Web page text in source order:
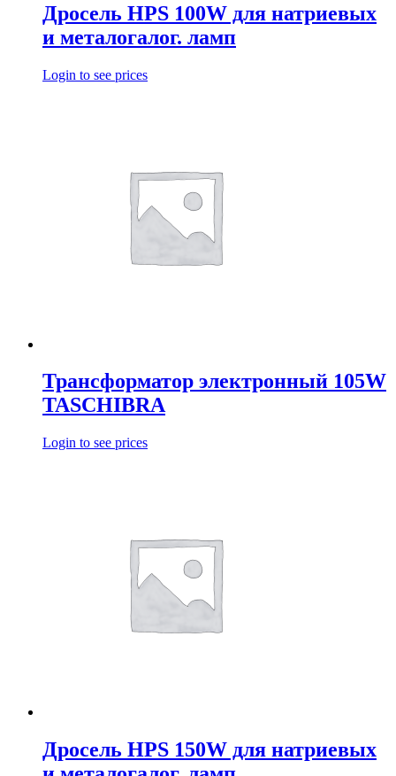
Дросель НРS 100W для натриевых
и металогалог. ламп
Login to see prices
Трансформатор электронный 105W
TASCHIBRA
Login to see prices
Дросель НРS 150W для натриевых